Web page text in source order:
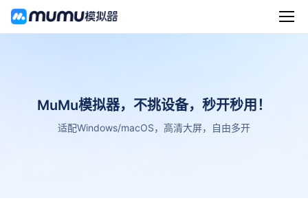
MuMu模拟器，不挑设备，秒开秒用！
适配Windows/macOS，高清大屏，自由多开